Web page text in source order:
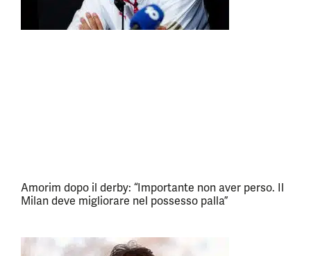
Amorim dopo il derby: “Importante non aver perso. Il
Milan deve migliorare nel possesso palla”